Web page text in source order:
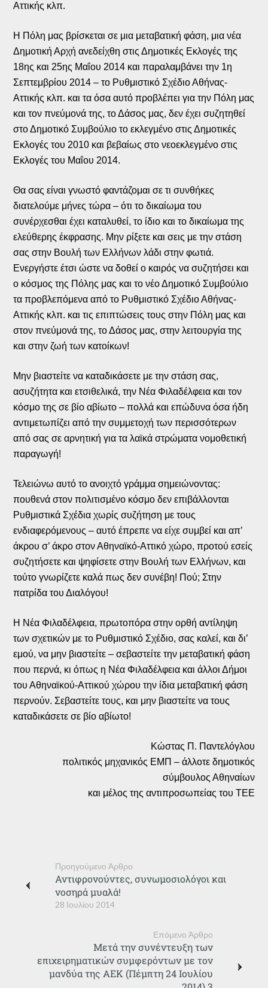
Αττικής κλπ.
Η Πόλη μας βρίσκεται σε μια μεταβατική φάση, μια νέα
Δημοτική Αρχή ανεδείχθη στις Δημοτικές Εκλογές της
18ης και 25ης Μαΐου 2014 και παραλαμβάνει την 1η
Σεπτεμβρίου 2014 – το Ρυθμιστικό Σχέδιο Αθήνας-
Αττικής κλπ. και τα όσα αυτό προβλέπει για την Πόλη μας
και τον πνεύμονά της, το Δάσος μας, δεν έχει συζητηθεί
στο Δημοτικό Συμβούλιο το εκλεγμένο στις Δημοτικές
Εκλογές του 2010 και βεβαίως στο νεοεκλεγμένο στις
Εκλογές του Μαΐου 2014.
Θα σας είναι γνωστό φαντάζομαι σε τι συνθήκες
διατελούμε μήνες τώρα – ότι το δικαίωμα του
συνέρχεσθαι έχει καταλυθεί, το ίδιο και το δικαίωμα της
ελεύθερης έκφρασης. Μην ρίξετε και σεις με την στάση
σας στην Βουλή των Ελλήνων λάδι στην φωτιά.
Ενεργήστε έτσι ώστε να δοθεί ο καιρός να συζητήσει και
ο κόσμος της Πόλης μας και το νέο Δημοτικό Συμβούλιο
τα προβλεπόμενα από το Ρυθμιστικό Σχέδιο Αθήνας-
Αττικής κλπ. και τις επιπτώσεις τους στην Πόλη μας και
στον πνεύμονά της, το Δάσος μας, στην λειτουργία της
και στην ζωή των κατοίκων!
Μην βιαστείτε να καταδικάσετε με την στάση σας,
ασυζήτητα και ετσιθελικά, την Νέα Φιλαδέλφεια και τον
κόσμο της σε βίο αβίωτο – πολλά και επώδυνα όσα ήδη
αντιμετωπίζει από την συμμετοχή των περισσότερων
από σας σε αρνητική για τα λαϊκά στρώματα νομοθετική
παραγωγή!
Τελειώνω αυτό το ανοιχτό γράμμα σημειώνοντας:
πουθενά στον πολιτισμένο κόσμο δεν επιβάλλονται
Ρυθμιστικά Σχέδια χωρίς συζήτηση με τους
ενδιαφερόμενους – αυτό έπρεπε να είχε συμβεί και απ’
άκρου σ’ άκρο στον Αθηναϊκό-Αττικό χώρο, προτού εσείς
συζητήσετε και ψηφίσετε στην Βουλή των Ελλήνων, και
τούτο γνωρίζετε καλά πως δεν συνέβη! Πού; Στην
πατρίδα του Διαλόγου!
Η Νέα Φιλαδέλφεια, πρωτοπόρα στην ορθή αντίληψη
των σχετικών με το Ρυθμιστικό Σχέδιο, σας καλεί, και δι’
εμού, να μην βιαστείτε – σεβαστείτε την μεταβατική φάση
που περνά, κι όπως η Νέα Φιλαδέλφεια και άλλοι Δήμοι
του Αθηναϊκού-Αττικού χώρου την ίδια μεταβατική φάση
περνούν. Σεβαστείτε τους, και μην βιαστείτε να τους
καταδικάσετε σε βίο αβίωτο!
Κώστας Π. Παντελόγλου
πολιτικός μηχανικός ΕΜΠ – άλλοτε δημοτικός
σύμβουλος Αθηναίων
και μέλος της αντιπροσωπείας του ΤΕΕ
Προηγούμενο Άρθρο
28 Ιουλίου 2014
Αντιφρονούντες, συνωμοσιολόγοι και
νοσηρά μυαλά!
Επόμενο Άρθρο
Μετά την συνέντευξη των
επιχειρηματικών συμφερόντων με τον
μανδύα της ΑΕΚ (Πέμπτη 24 Ιουλίου